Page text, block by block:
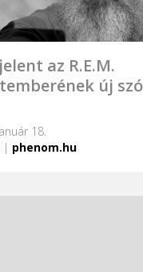
az R.E.M.
új
18.
| phenom.hu